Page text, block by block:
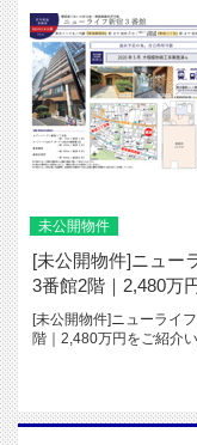
未公開物件
[未公開物件]ニュー
3番館2階｜2,480万
[未公開物件]ニューライ
階｜2,480万円をご紹介